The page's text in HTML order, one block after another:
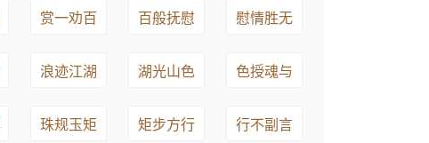
赏一劝百 百般抚慰 慰情胜无
浪迹江湖 湖光山色 色授魂与
珠规玉矩 矩步方行 行不副言